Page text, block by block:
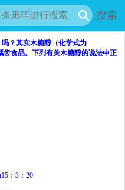
搜索
？其实木糖醇（化学式为
齿食品。下列有关木糖醇的说法中正
15 ： 3 ： 20